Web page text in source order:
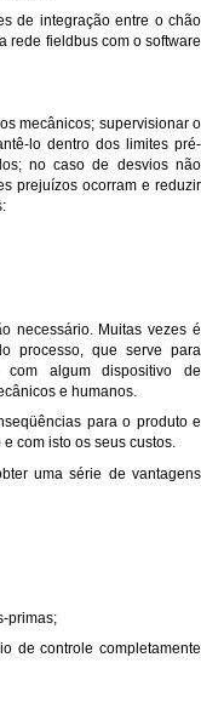
de integração entre o chão
rede fieldbus com o software
mecânicos; supervisionar o
lo dentro dos limites pré-
no caso de desvios não
prejuízos ocorram e reduzir
necessário. Muitas vezes é
processo, que serve para
com algum dispositivo de
e humanos.
para o produto e
com isto os seus custos.
uma série de vantagens
primas;
de controle completamente